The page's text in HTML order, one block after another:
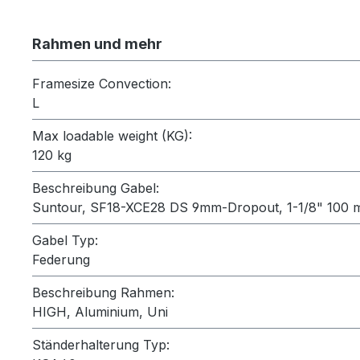
Rahmen und mehr
Framesize Convection:
L
Max loadable weight (KG):
120 kg
Beschreibung Gabel:
Suntour, SF18-XCE28 DS 9mm-Dropout, 1-1/8" 100
Gabel Typ:
Federung
Beschreibung Rahmen:
HIGH, Aluminium, Uni
Ständerhalterung Typ: